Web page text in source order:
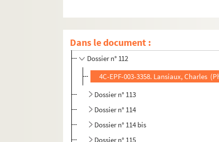
Dans le document :
Dossier n° 110
Dossier n° 111
Dossier n° 112
4C-EPF-003-3358. Lansiaux, Charles
Dossier n° 113
Dossier n° 114
Dossier n° 114 bis
Dossier n° 115